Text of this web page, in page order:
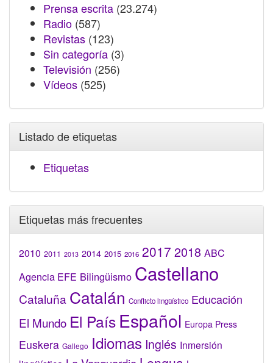
Prensa escrita (23.274)
Radio (587)
Revistas (123)
Sin categoría (3)
Televisión (256)
Vídeos (525)
Listado de etiquetas
Etiquetas
Etiquetas más frecuentes
2010 2011 2013 2014 2015 2016 2017 2018 ABC
Agencia EFE Bilingüismo Castellano
Cataluña Catalán Conflicto lingüístico Educación
El Mundo El País Español Europa Press
Euskera Gallego Idiomas Inglés Inmersión